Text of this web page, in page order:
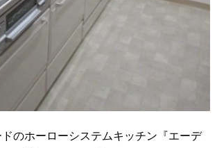
のホーローシステムキッチン『エーデ